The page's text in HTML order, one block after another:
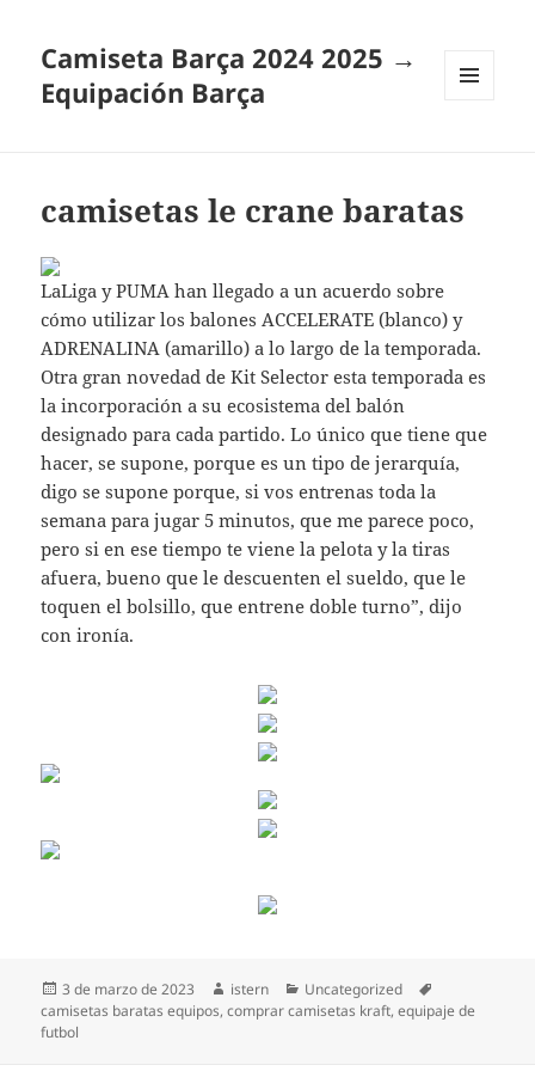
Camiseta Barça 2024 2025 →
Equipación Barça
camisetas le crane baratas
LaLiga y PUMA han llegado a un acuerdo sobre
cómo utilizar los balones ACCELERATE (blanco) y
ADRENALINA (amarillo) a lo largo de la temporada.
Otra gran novedad de Kit Selector esta temporada es
la incorporación a su ecosistema del balón
designado para cada partido. Lo único que tiene que
hacer, se supone, porque es un tipo de jerarquía,
digo se supone porque, si vos entrenas toda la
semana para jugar 5 minutos, que me parece poco,
pero si en ese tiempo te viene la pelota y la tiras
afuera, bueno que le descuenten el sueldo, que le
toquen el bolsillo, que entrene doble turno”, dijo
con ironía.
Publicado
el
3 de marzo de 2023 Autor
istern Categorías
Uncategorized
camisetas baratas equipos,comprar camisetas kraft,equipaje de
futbol